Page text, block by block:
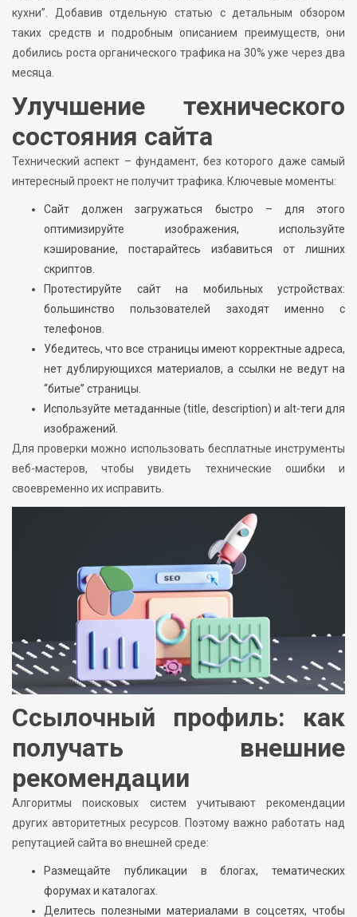
кухни”. Добавив отдельную статью с детальным обзором
таких средств и подробным описанием преимуществ, они
добились роста органического трафика на 30% уже через два
месяца.
Улучшение технического
состояния сайта
Технический аспект – фундамент, без которого даже самый
интересный проект не получит трафика. Ключевые моменты:
Сайт должен загружаться быстро – для этого
оптимизируйте изображения, используйте
кэширование, постарайтесь избавиться от лишних
скриптов.
Протестируйте сайт на мобильных устройствах:
большинство пользователей заходят именно с
телефонов.
Убедитесь, что все страницы имеют корректные адреса,
нет дублирующихся материалов, а ссылки не ведут на
“битые” страницы.
Используйте метаданные (title, description) и alt-теги для
изображений.
Для проверки можно использовать бесплатные инструменты
веб-мастеров, чтобы увидеть технические ошибки и
своевременно их исправить.
Ссылочный профиль: как
получать внешние
рекомендации
Алгоритмы поисковых систем учитывают рекомендации
других авторитетных ресурсов. Поэтому важно работать над
репутацией сайта во внешней среде:
Размещайте публикации в блогах, тематических
форумах и каталогах.
Делитесь полезными материалами в соцсетях, чтобы